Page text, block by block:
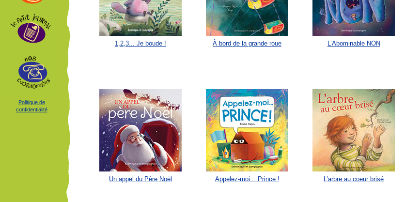
Politique de
confidentialité
1,2,3... Je boude ! À bord de la grande roue L’Abominable NON
Un appel du Père Noël Appelez-moi... Prince ! L’arbre au coeur brisé